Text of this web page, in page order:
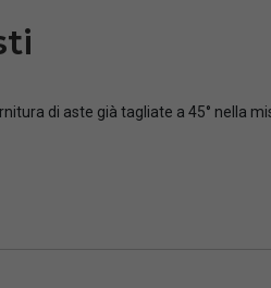
di aste già tagliate a 45° nella